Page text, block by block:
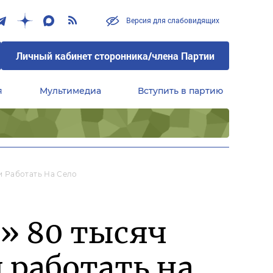
Версия для слабовидящих
Личный кабинет сторонника/члена Партии
Мультимедиа Вступить в партию
На Село
80 тысяч